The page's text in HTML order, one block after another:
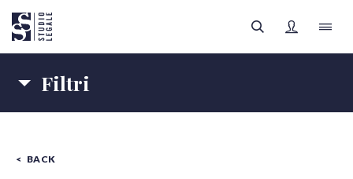
Filtri
IMPRESE
SANITÀ
BACK